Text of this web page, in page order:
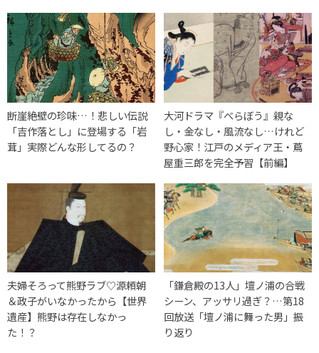
断崖絶壁の珍味…！悲しい伝説
「吉作落とし」に登場する「岩
茸」実際どんな形してるの？
大河ドラマ『べらぼう』親な
し・金なし・風流なし…けれど
野心家！江戸のメディア王・蔦
屋重三郎を完全予習【前編】
夫婦そろって熊野ラブ♡源頼朝
＆政子がいなかったから【世界
遺産】熊野は存在しなかっ
た！？
「鎌倉殿の13人」壇ノ浦の合戦
シーン、アッサリ過ぎ？…第18
回放送「壇ノ浦に舞った男」振
り返り